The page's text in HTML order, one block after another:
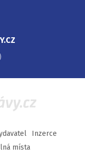
Inzerce
místa